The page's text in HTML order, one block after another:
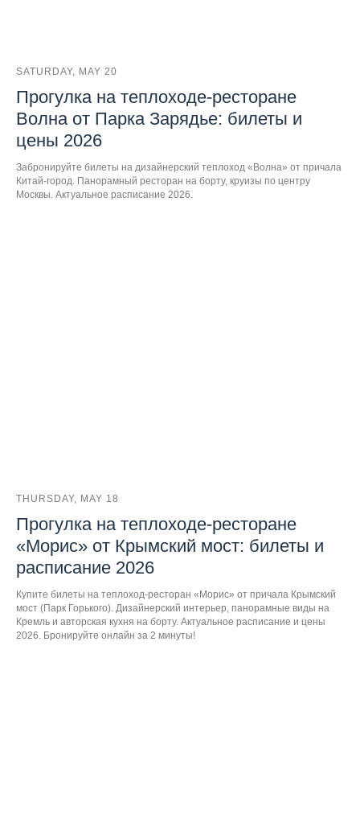
SATURDAY, MAY 20
Прогулка на теплоходе-ресторане
Волна от Парка Зарядье: билеты и
цены 2026
Забронируйте билеты на дизайнерский теплоход «Волна» от причала
Китай-город. Панорамный ресторан на борту, круизы по центру
Москвы. Актуальное расписание 2026.
THURSDAY, MAY 18
Прогулка на теплоходе-ресторане
«Морис» от Крымский мост: билеты и
расписание 2026
Купите билеты на теплоход-ресторан «Морис» от причала Крымский
мост (Парк Горького). Дизайнерский интерьер, панорамные виды на
Кремль и авторская кухня на борту. Актуальное расписание и цены
2026. Бронируйте онлайн за 2 минуты!